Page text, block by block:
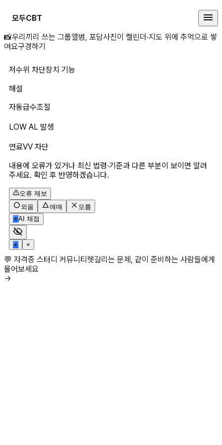
모두CBT
저수위 차단장치 기능 상세 페이지
📸우리끼리 쓰는 그룹앨범, 포담사진이 캘린더·지도 위에 추억으로 쌓
여요구경하기
저수위 차단장치 기능
해설
자동급수조절
LOW AL 발생
연료VV 차단
내용에 오류가 있거나 최신 법령·기준과 다른 부분이 보이면 알려
주세요. 확인 후 반영하겠습니다.
오류 제보
외움
애매
모름
✳AI 채점
✳ ×
💬 자격증 스터디 커뮤니티헷갈리는 문제, 같이 준비하는 사람들에게
물어보세요
→